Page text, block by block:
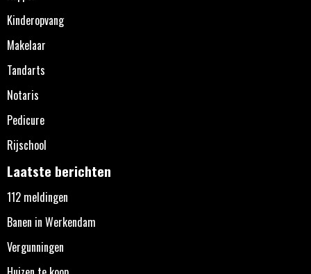
Kinderopvang
Makelaar
Tandarts
Notaris
Pedicure
Rijschool
Laatste berichten
112 meldingen
Banen in Werkendam
Vergunningen